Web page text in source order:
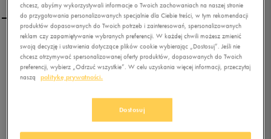
FEEWEAR BLUZA VID
KLUBIE 50 STYLE
chcesz, abyśmy wykorzystywali informacje o Twoich zachowaniach na naszej stronie
do przygotowania personalizowanych specjalnie dla Ciebie treści, w tym rekomendacji
produktów dopasowanych do Twoich potrzeb i zainteresowań, spersonalizowanych
reklam czy zapamiętywanie wybranych preferencji. W każdej chwili możesz zmienić
swoją decyzję i ustawienia dotyczące plików cookie wybierając „Dostosuj”. Jeśli nie
chcesz otrzymywać spersonalizowanej oferty produktów, dopasowanych do Twoich
preferencji, wybierz „Odrzuć wszystkie”. W celu uzyskania więcej informacji, przeczytaj
naszą politykę prywatności.
Dostosuj